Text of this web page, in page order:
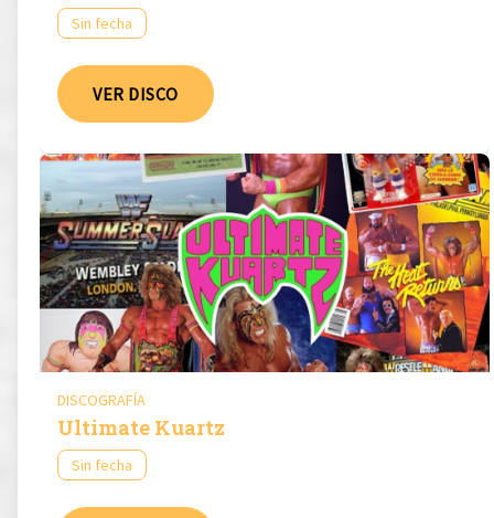
Sin fecha
VER DISCO
DISCOGRAFÍA
Ultimate Kuartz
Sin fecha